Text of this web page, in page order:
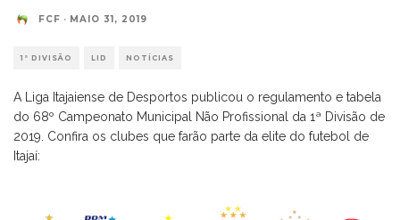
FCF · MAIO 31, 2019
1ª DIVISÃO LID NOTÍCIAS
A Liga Itajaiense de Desportos publicou o regulamento e tabela
do 68º Campeonato Municipal Não Profissional da 1ª Divisão de
2019. Confira os clubes que farão parte da elite do futebol de
Itajaí: